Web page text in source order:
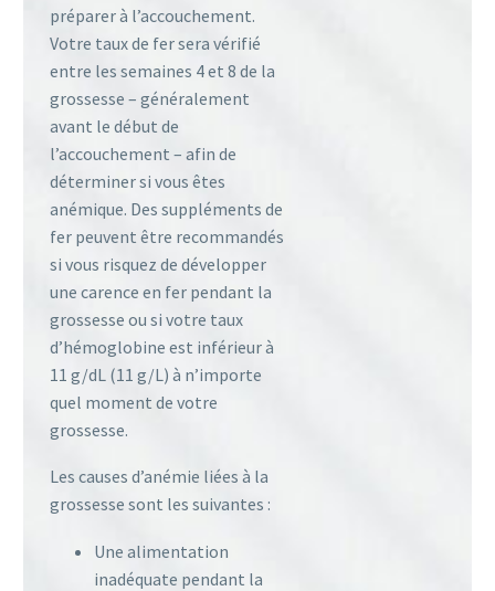
préparer à l’accouchement.
Votre taux de fer sera vérifié
entre les semaines 4 et 8 de la
grossesse – généralement
avant le début de
l’accouchement – afin de
déterminer si vous êtes
anémique. Des suppléments de
fer peuvent être recommandés
si vous risquez de développer
une carence en fer pendant la
grossesse ou si votre taux
d’hémoglobine est inférieur à
11 g/dL (11 g/L) à n’importe
quel moment de votre
grossesse.
Les causes d’anémie liées à la
grossesse sont les suivantes :
Une alimentation
inadéquate pendant la